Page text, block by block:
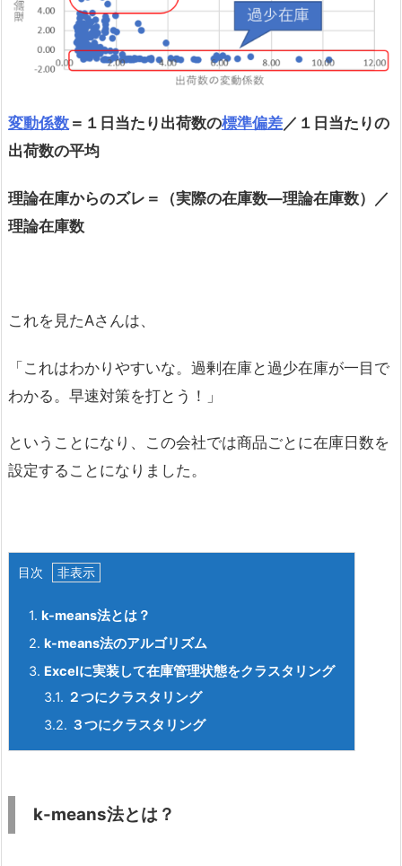
変動係数 ＝１日当たり出荷数の標準偏差／１日当たりの
出荷数の平均
理論在庫からのズレ＝（実際の在庫数―理論在庫数）／
理論在庫数
これを見たAさんは、
「これはわかりやすいな。過剰在庫と過少在庫が一目で
わかる。早速対策を打とう！」
ということになり、この会社では商品ごとに在庫日数を
設定することになりました。
目次
1. k-means法とは？
2. k-means法のアルゴリズム
3. Excelに実装して在庫管理状態をクラスタリング
3.1. ２つにクラスタリング
3.2. ３つにクラスタリング
k-means法とは？